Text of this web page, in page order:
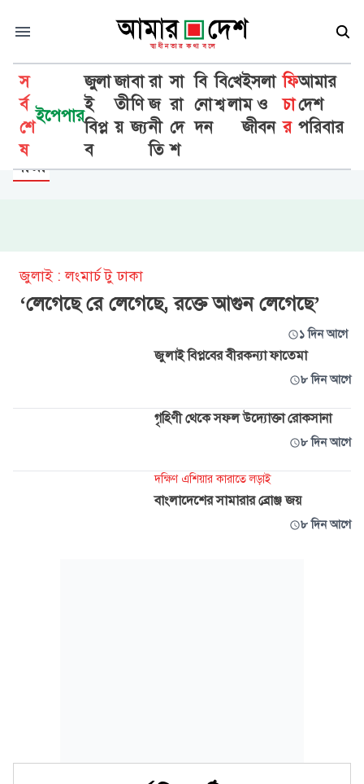
স
র্ব
শে
ষ
ইপেপার
জুলা
ই
বিপ্ল
ব
জা
তী
য়
বা
ণি
জ্য
রা
জ
নী
তি
সা
রা
দে
শ
বি
নো
দন
বি
শ্ব
খে
লা
ইসলা
ম ও
জীবন
ফি
চা
র
আমার
দেশ
পরিবার
ফিচার
নারী
জুলাই : লংমার্চ টু ঢাকা
‘লেগেছে রে লেগেছে, রক্তে আগুন লেগেছে’
১ দিন আগে
জুলাই বিপ্লবের বীরকন্যা ফাতেমা
৮ দিন আগে
গৃহিণী থেকে সফল উদ্যোক্তা রোকসানা
৮ দিন আগে
দক্ষিণ এশিয়ার কারাতে লড়াই
বাংলাদেশের সামারার ব্রোঞ্জ জয়
৮ দিন আগে